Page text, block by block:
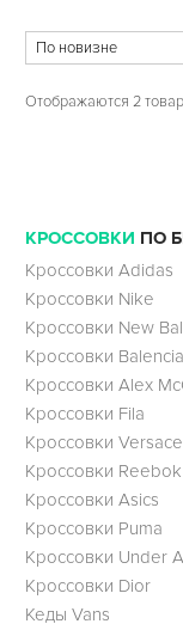
Отображаются 2
КРОССОВКИ ПО
Кроссовки Adidas
Кроссовки Nike
Кроссовки New
Кроссовки
Кроссовки Alex
Кроссовки Fila
Кроссовки Versace
Кроссовки Reebok
Кроссовки Asics
Кроссовки Puma
Кроссовки Under
Кроссовки Dior
Кеды Vans